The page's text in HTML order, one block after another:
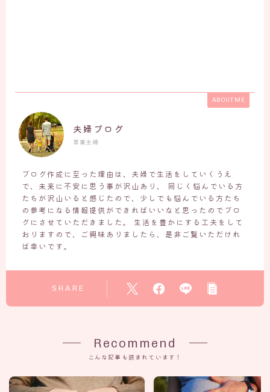
ABOUT ME
夫婦ブログ
専業主婦
ブログ作成に至った理由は、夫婦で生活をしていくうえ
で、未来に不安に思う事が沢山あり、 同じく悩んでいる方
たちが沢山いると感じたので、少しでも悩んでいる方たち
の参考になる情報提供ができればいいなと思ったのでブロ
グにさせていただきました。 生活を豊かにする工夫をして
おりますので、ご興味ありましたら、是非ご覧いただけれ
ば幸いです。
SHARE
Recommend
こんな記事も読まれています！